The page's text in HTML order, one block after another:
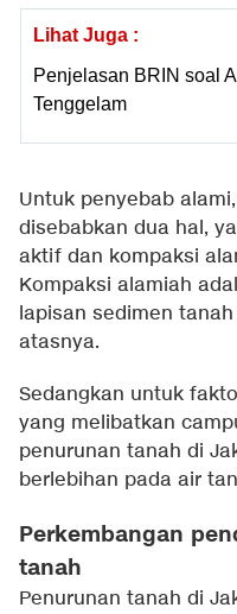
Lihat Juga :
Penjelasan BRIN soal
Tenggelam
Untuk penyebab
disebabkan dua hal,
aktif dan kompaksi
Kompaksi alamiah
lapisan sedimen
atasnya.
Sedangkan untuk
yang melibatkan
penurunan tanah di
berlebihan pada air
Perkembangan
tanah
Penurunan tanah di